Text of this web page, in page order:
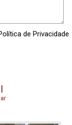
de Privacidade